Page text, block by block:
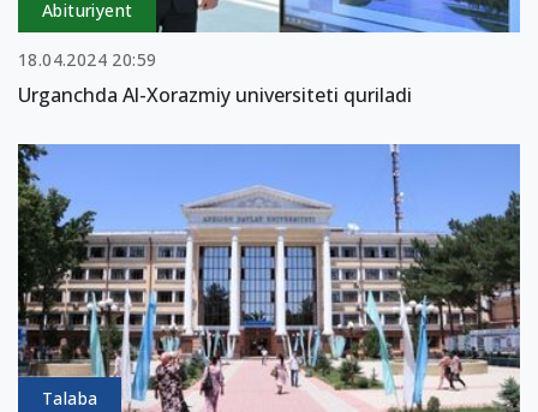
Abituriyent
18.04.2024 20:59
Urganchda Al-Xorazmiy universiteti quriladi
Talaba